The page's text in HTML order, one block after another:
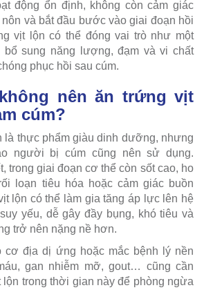
động ổn định, không còn cảm giác
và bắt đầu bước vào giai đoạn hồi
vịt lộn có thể đóng vai trò như một
bổ sung năng lượng, đạm và vi chất
phục hồi sau cúm.
nên ăn trứng vịt
cúm?
là thực phẩm giàu dinh dưỡng, nhưng
người bị cúm cũng nên sử dụng.
trong giai đoạn cơ thể còn sốt cao, ho
loạn tiêu hóa hoặc cảm giác buồn
lộn có thể làm gia tăng áp lực lên hệ
yếu, dễ gây đầy bụng, khó tiêu và
trở nên nặng nề hơn.
cơ địa dị ứng hoặc mắc bệnh lý nền
gan nhiễm mỡ, gout… cũng cần
lộn trong thời gian này để phòng ngừa